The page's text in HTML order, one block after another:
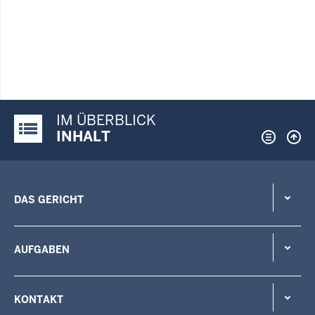
Justiz-Portal im Überblick:
IM ÜBERBLICK
INHALT
DAS GERICHT
AUFGABEN
KONTAKT